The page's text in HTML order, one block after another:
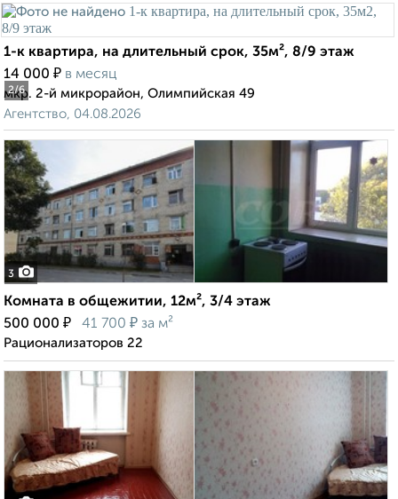
2/6
1-к квартира, на длительный срок, 35м², 8/9 этаж
14 000 ₽ в месяц
мкр. 2-й микрорайон, Олимпийская 49
Агентство, 04.08.2026
3
Комната в общежитии, 12м², 3/4 этаж
500 000 ₽ 41 700 ₽ за м²
Рационализаторов 22